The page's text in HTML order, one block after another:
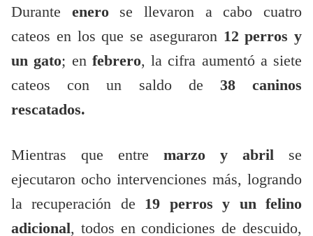
Durante enerose llevaron a cabo cuatro
cateos en los que se aseguraron12 perros y
un gato; en febrero, la cifra aumentó a siete
cateos con un saldo de 38 caninos
rescatados.
Mientras que entre marzo y abril se
ejecutaron ocho intervenciones más, logrando
la recuperación de 19 perros y un felino
adicional, todos en condiciones de descuido,